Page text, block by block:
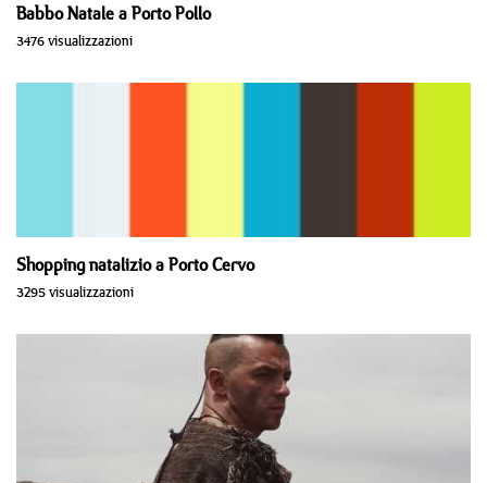
Babbo Natale a Porto Pollo
3476 visualizzazioni
Shopping natalizio a Porto Cervo
3295 visualizzazioni